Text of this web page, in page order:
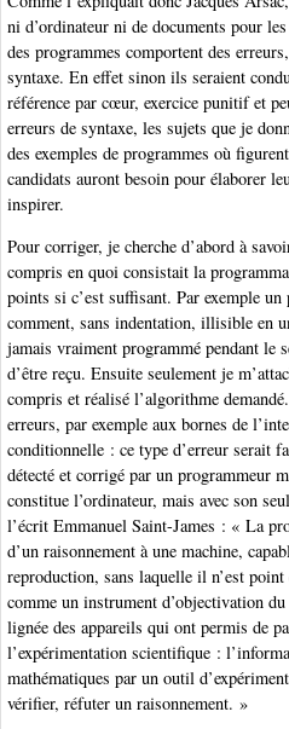
ni d’ordinateur ni de documents pour
des programmes comportent des
syntaxe. En effet sinon ils seraient
référence par cœur, exercice punitif et
erreurs de syntaxe, les sujets que je
des exemples de programmes où
candidats auront besoin pour élaborer
inspirer.
Pour corriger, je cherche d’abord à
compris en quoi consistait la
points si c’est suffisant. Par exemple
comment, sans indentation, illisible en
jamais vraiment programmé pendant le
d’être reçu. Ensuite seulement je
compris et réalisé l’algorithme
erreurs, par exemple aux bornes de
conditionnelle : ce type d’erreur serait
détecté et corrigé par un programmeur
constitue l’ordinateur, mais avec son
l’écrit Emmanuel Saint-James : « La
d’un raisonnement à une machine,
reproduction, sans laquelle il n’est
comme un instrument d’objectivation
lignée des appareils qui ont permis de
l’expérimentation scientifique :
mathématiques par un outil
vérifier, réfuter un raisonnement. »